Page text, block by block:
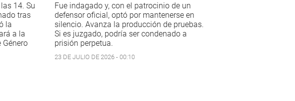
14. Su
tras
la
a la
Fue indagado y, con el patrocinio de un
defensor oficial, optó por mantenerse en
silencio. Avanza la producción de pruebas.
Si es juzgado, podría ser condenado a
prisión perpetua.
23 DE JULIO DE 2026 - 00:10